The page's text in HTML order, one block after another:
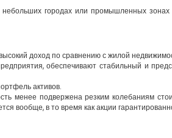
городах или промышленных
доход по сравнению с жилой
обеспечивают стабильный и
активов.
менее подвержена резким колебаниям
вообще, в то время как акции